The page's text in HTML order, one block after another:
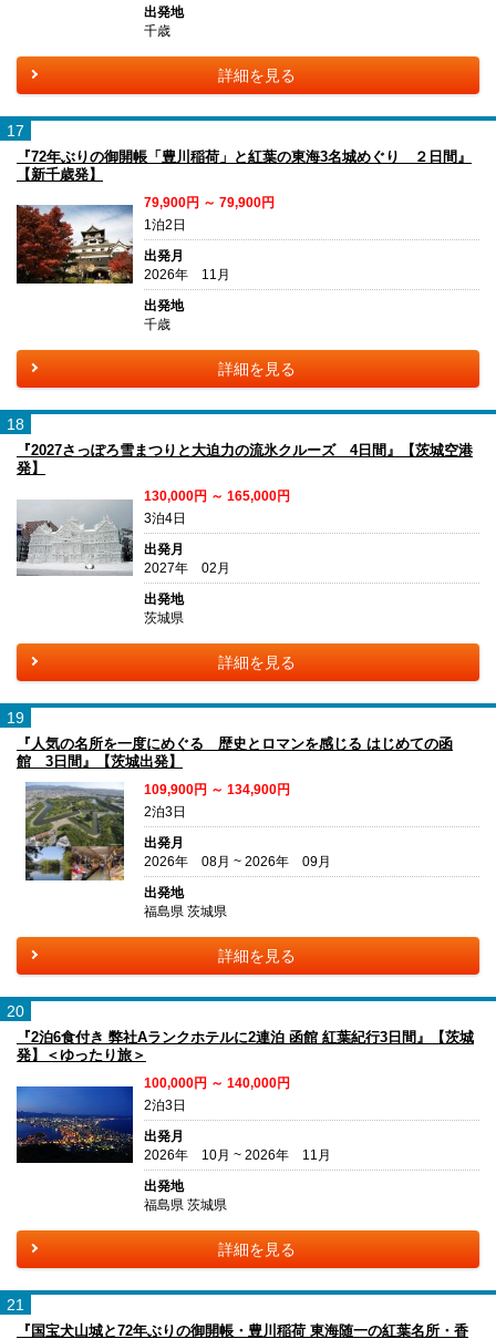
出発地
千歳
詳細を見る
17
『72年ぶりの御開帳「豊川稲荷」と紅葉の東海3名城めぐり ２日間』
【新千歳発】
79,900円 ～ 79,900円
1泊2日
出発月
2026年 11月
出発地
千歳
詳細を見る
18
『2027さっぽろ雪まつりと大迫力の流氷クルーズ 4日間』【茨城空港
発】
130,000円 ～ 165,000円
3泊4日
出発月
2027年 02月
出発地
茨城県
詳細を見る
19
『人気の名所を一度にめぐる 歴史とロマンを感じる はじめての函
館 3日間』【茨城出発】
109,900円 ～ 134,900円
2泊3日
出発月
2026年 08月 ~ 2026年 09月
出発地
福島県 茨城県
詳細を見る
20
『2泊6食付き 弊社Aランクホテルに2連泊 函館 紅葉紀行3日間』【茨城
発】＜ゆったり旅＞
100,000円 ～ 140,000円
2泊3日
出発月
2026年 10月 ~ 2026年 11月
出発地
福島県 茨城県
詳細を見る
21
『国宝犬山城と72年ぶりの御開帳・豊川稲荷 東海随一の紅葉名所・香